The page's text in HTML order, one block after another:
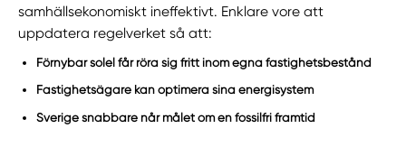
samhällsekonomiskt ineffektivt. Enklare vore att
uppdatera regelverket så att:
Förnybar solel får röra sig fritt inom egna fastighetsbestånd
Fastighetsägare kan optimera sina energisystem
Sverige snabbare når målet om en fossilfri framtid